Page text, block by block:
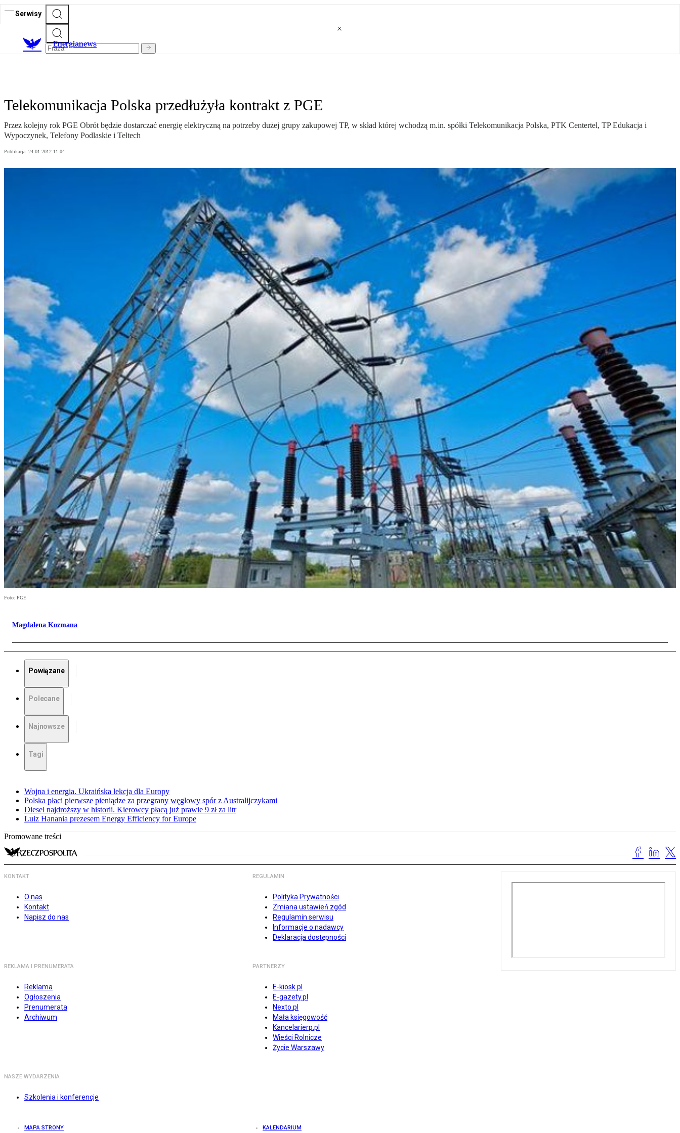
Serwisy
Energianews
Telekomunikacja Polska przedłużyła kontrakt z PGE
Przez kolejny rok PGE Obrót będzie dostarczać energię elektryczną na potrzeby dużej grupy zakupowej TP, w skład której wchodzą m.in. spółki Telekomunikacja Polska, PTK Centertel, TP Edukacja i
Wypoczynek, Telefony Podlaskie i Teltech
Publikacja: 24.01.2012 11:04
Foto: PGE
Magdalena Kozmana
Powiązane
Polecane
Najnowsze
Tagi
Wojna i energia. Ukraińska lekcja dla Europy
Polska płaci pierwsze pieniądze za przegrany węglowy spór z Australijczykami
Diesel najdroższy w historii. Kierowcy płacą już prawie 9 zł za litr
Luiz Hanania prezesem Energy Efficiency for Europe
Promowane treści
KONTAKT
O nas
Kontakt
Napisz do nas
REGULAMIN
Polityka Prywatności
Zmiana ustawień zgód
Regulamin serwisu
Informacje o nadawcy
Deklaracja dostępności
REKLAMA I PRENUMERATA
Reklama
Ogłoszenia
Prenumerata
Archiwum
PARTNERZY
E-kiosk.pl
E-gazety.pl
Nexto.pl
Mała księgowość
Kancelarierp.pl
Wieści Rolnicze
Życie Warszawy
NASZE WYDARZENIA
Szkolenia i konferencje
MAPA STRONY KALENDARIUM